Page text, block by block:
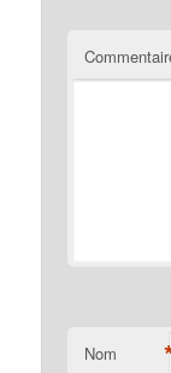
Nom